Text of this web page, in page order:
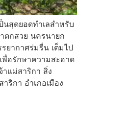
สุดยอดทำเลสำหรับ
ตกสวย นครนายก
ยากาศร่มรื่น เต็มไป
อรักษาความสะอาด
แม่สาริกา สิ่ง
ริกา อำเภอเมือง